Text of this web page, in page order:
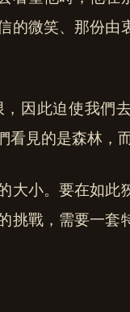
的微笑、那份由
因此迫使我們
見的是森林，而
大小。要在如此
挑戰，需要一套